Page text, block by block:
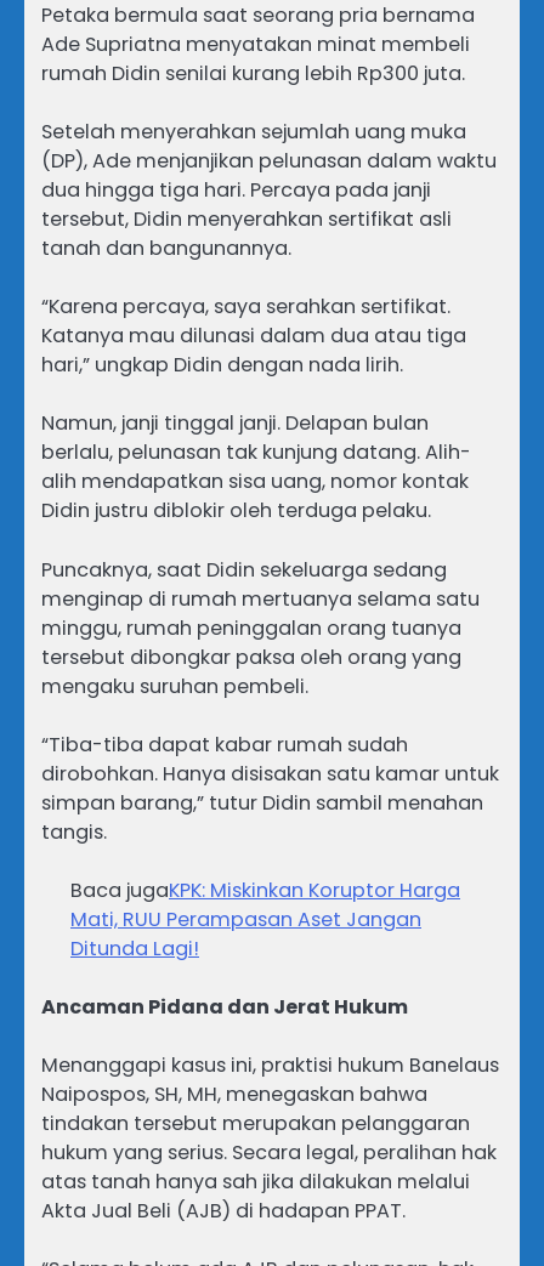
Petaka bermula saat seorang pria bernama
Ade Supriatna menyatakan minat membeli
rumah Didin senilai kurang lebih Rp300 juta.
Setelah menyerahkan sejumlah uang muka
(DP), Ade menjanjikan pelunasan dalam waktu
dua hingga tiga hari. Percaya pada janji
tersebut, Didin menyerahkan sertifikat asli
tanah dan bangunannya.
“Karena percaya, saya serahkan sertifikat.
Katanya mau dilunasi dalam dua atau tiga
hari,” ungkap Didin dengan nada lirih.
Namun, janji tinggal janji. Delapan bulan
berlalu, pelunasan tak kunjung datang. Alih-
alih mendapatkan sisa uang, nomor kontak
Didin justru diblokir oleh terduga pelaku.
Puncaknya, saat Didin sekeluarga sedang
menginap di rumah mertuanya selama satu
minggu, rumah peninggalan orang tuanya
tersebut dibongkar paksa oleh orang yang
mengaku suruhan pembeli.
“Tiba-tiba dapat kabar rumah sudah
dirobohkan. Hanya disisakan satu kamar untuk
simpan barang,” tutur Didin sambil menahan
tangis.
Baca jugaKPK: Miskinkan Koruptor Harga
Mati, RUU Perampasan Aset Jangan
Ditunda Lagi!
Ancaman Pidana dan Jerat Hukum
Menanggapi kasus ini, praktisi hukum Banelaus
Naipospos, SH, MH, menegaskan bahwa
tindakan tersebut merupakan pelanggaran
hukum yang serius. Secara legal, peralihan hak
atas tanah hanya sah jika dilakukan melalui
Akta Jual Beli (AJB) di hadapan PPAT.